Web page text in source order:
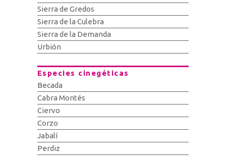
Sierra de Gredos
Sierra de la Culebra
Sierra de la Demanda
Urbión
Especies cinegéticas
Becada
Cabra Montés
Ciervo
Corzo
Jabalí
Perdiz